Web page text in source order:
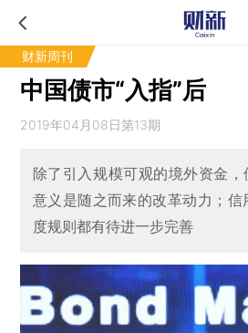
财新周刊
中国债市“入指”后
2019年04月08日第13期
除了引入规模可观的境外资金，
意义是随之而来的改革动力；信
度规则都有待进一步完善